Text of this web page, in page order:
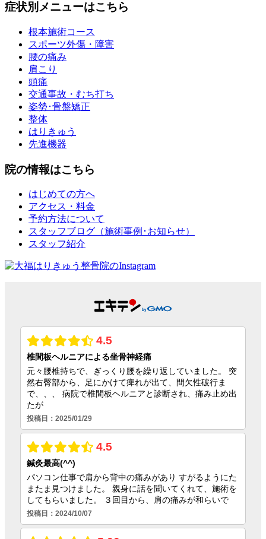
症状別メニューはこちら
根本施術コース
スポーツ外傷・障害
腰の痛み
肩こり
頭痛
交通事故・むち打ち
姿勢･骨盤矯正
整体
はりきゅう
先進機器
院の情報はこちら
はじめての方へ
アクセス・料金
予約方法について
スタッフブログ（施術事例･お知らせ）
スタッフ紹介